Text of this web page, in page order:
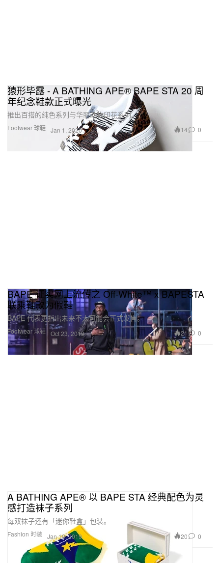
Footwear 球鞋
猿形毕露 - A BATHING APE® BAPE STA 20 周
年纪念鞋款正式曝光
推出百搭的纯色系列与华丽动物印花系列。
Jan 1, 2020 14 0
Footwear 球鞋
BAPE 证实网上流传之 Off-White™ x BAPESTA
联乘鞋款为假鞋
BAPE 代表更指出未来不太可能会正式发售。
Oct 23, 2019 21 0
Fashion 时装
A BATHING APE® 以 BAPE STA 经典配色为灵
感打造袜子系列
每双袜子还有「迷你鞋盒」包装。
Jan 10, 2019 20 0